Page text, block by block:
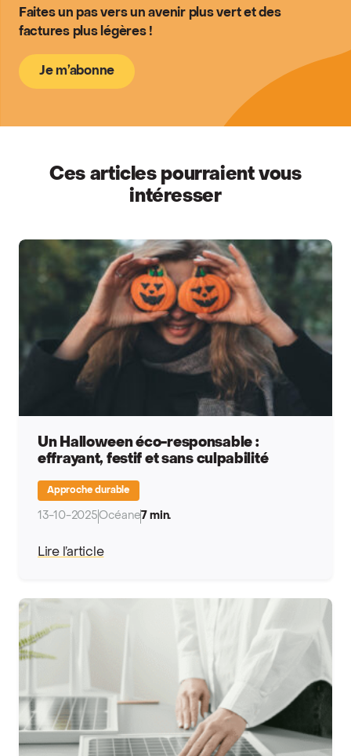
Faites un pas vers un avenir plus vert et des
factures plus légères !
Je m’abonne
Ces articles pourraient vous
intéresser
Un Halloween éco-responsable :
effrayant, festif et sans culpabilité
Approche durable
13-10-2025Océane7 min.
Lire l’article